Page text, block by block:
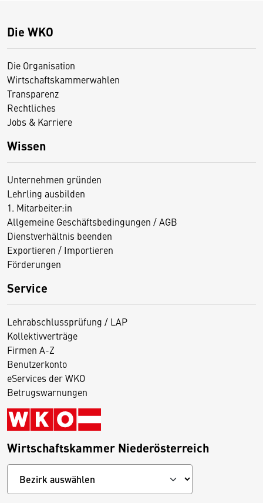
Die WKO
Die Organisation
Wirtschaftskammerwahlen
Transparenz
Rechtliches
Jobs & Karriere
Wissen
Unternehmen gründen
Lehrling ausbilden
1. Mitarbeiter:in
Allgemeine Geschäftsbedingungen / AGB
Dienstverhältnis beenden
Exportieren / Importieren
Förderungen
Service
Lehrabschlussprüfung / LAP
Kollektivverträge
Firmen A-Z
Benutzerkonto
eServices der WKO
Betrugswarnungen
Wirtschaftskammer Niederösterreich